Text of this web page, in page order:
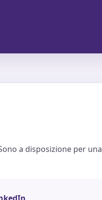
a disposizione per una